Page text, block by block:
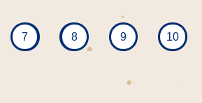
7 8 9 10